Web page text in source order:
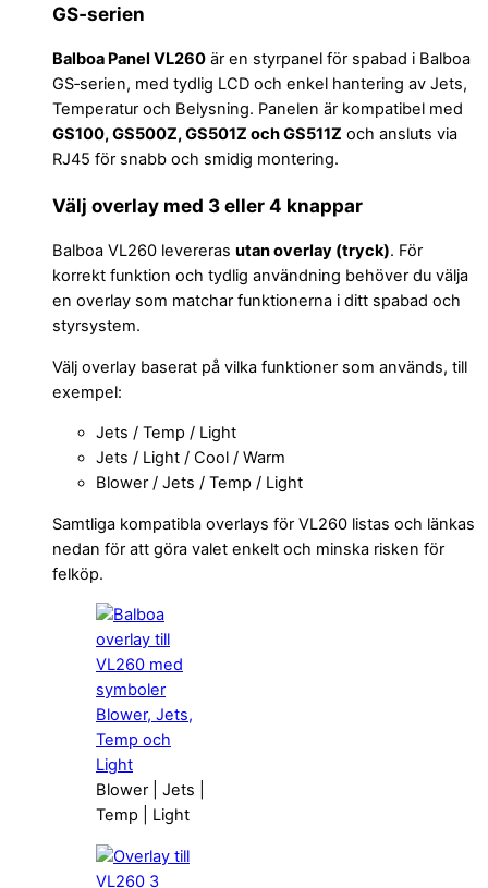
GS‑serien
Balboa Panel VL260 är en styrpanel för spabad i Balboa
GS‑serien, med tydlig LCD och enkel hantering av Jets,
Temperatur och Belysning. Panelen är kompatibel med
GS100, GS500Z, GS501Z och GS511Z och ansluts via
RJ45 för snabb och smidig montering.
Välj overlay med 3 eller 4 knappar
Balboa VL260 levereras utan overlay (tryck). För
korrekt funktion och tydlig användning behöver du välja
en overlay som matchar funktionerna i ditt spabad och
styrsystem.
Välj overlay baserat på vilka funktioner som används, till
exempel:
Jets / Temp / Light
Jets / Light / Cool / Warm
Blower / Jets / Temp / Light
Samtliga kompatibla overlays för VL260 listas och länkas
nedan för att göra valet enkelt och minska risken för
felköp.
Blower | Jets |
Temp | Light